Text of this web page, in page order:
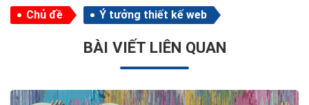
Chủ đề Ý tưởng thiết kế web
BÀI VIẾT LIÊN QUAN